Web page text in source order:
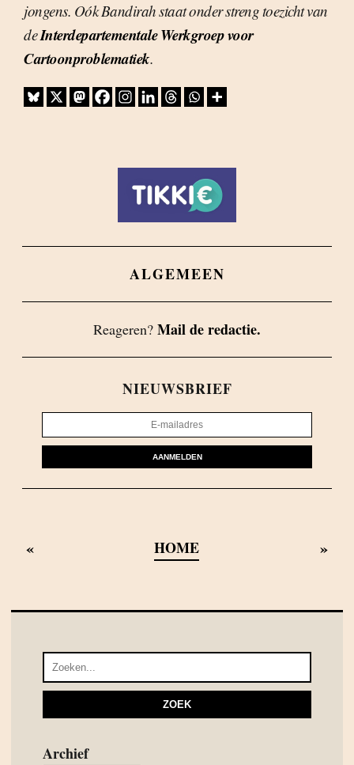
jongens. Oók Bandirah staat onder streng toezicht van
deInterdepartementale Werkgroep voor
Cartoonproblematiek.
ALGEMEEN
Reageren? Mail de redactie.
NIEUWSBRIEF
AANMELDEN
« HOME »
Archief